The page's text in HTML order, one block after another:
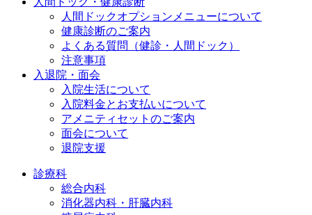
人間ドックオプションメニューについて
健康診断のご案内
よくある質問（健診・人間ドック）
注意事項
入退院・面会
入院生活について
入院料金とお支払いについて
アメニティセットのご案内
面会について
退院支援
診療科
総合内科
消化器内科・肝臓内科